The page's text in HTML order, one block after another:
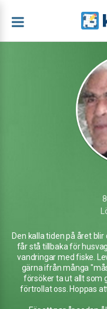
Den kalla tiden på året
får stå tillbaka för
vandringar med fiske.
gärna ifrån många
försöker ta ut allt som
förtrollat oss. Hoppas